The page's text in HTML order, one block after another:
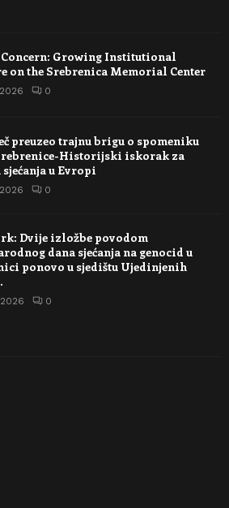
Growing Institutional
on the Srebrenica Memorial Center
0
preuzeo trajnu brigu o spomeniku
Historijski iskorak za
u Evropi
0
Dvije izložbe povodom
dana sjećanja na genocid u
ponovo u sjedištu Ujedinjenih
0